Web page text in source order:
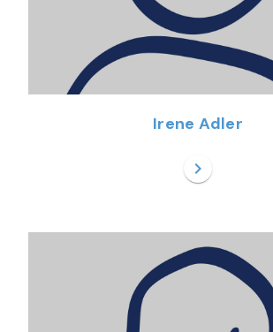
Irene Adler
chevron_right